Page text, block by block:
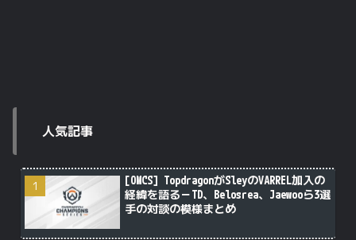
人気記事
[OWCS] TopdragonがSleyのVARREL加入の
経緯を語る－TD、Belosrea、Jaewooら3選
手の対談の模様まとめ